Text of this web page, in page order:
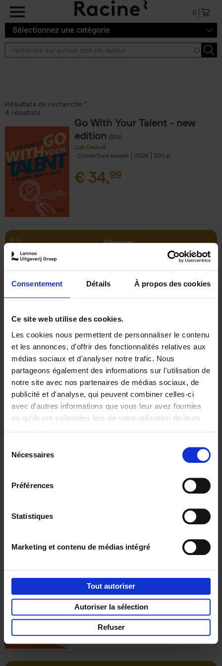
Consentement Détails À propos des cookies
Ce site web utilise des cookies.
Les cookies nous permettent de personnaliser le contenu
et les annonces, d'offrir des fonctionnalités relatives aux
médias sociaux et d'analyser notre trafic. Nous
partageons également des informations sur l'utilisation de
notre site avec nos partenaires de médias sociaux, de
publicité et d'analyse, qui peuvent combiner celles-ci
avec d'autres informations que vous leur avez fournies
ou qu'ils ont collectées lors de votre utilisation de leurs
Nécessaires
Préférences
Statistiques
Marketing et contenu de médias intégré
Tout autoriser
Autoriser la sélection
Refuser
Aller au contenu principal
0
Sélectionnez une catégorie
Résultats de recherche ''
4 résultats
Go With Your Talent - new
edition (EN)
Luk Dewulf
Couverture souple
2026 200
€ 34,99
Réserver
Couverture souple
2026 176
Réserver
Bridging Code and Capital (EN)
Andreas Creten
ALICE — Leadership in
Wonderland
Rik Vera
Couverture souple
2026
€34, 99